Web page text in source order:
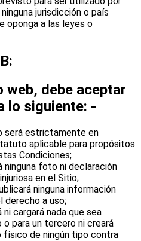
jurisdicción o país
oponga a las leyes o
debe aceptar
lo siguiente: -
será estrictamente en
aplicable para propósitos
Condiciones;
ninguna foto ni declaración
en el Sitio;
ninguna información
derecho a uso;
cargará nada que sea
para un tercero ni creará
físico de ningún tipo contra